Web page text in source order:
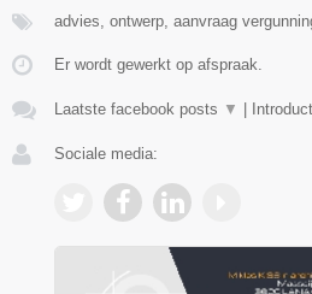
advies, ontwerp, aanvraag
Er wordt gewerkt op afspraak.
Laatste facebook posts ▼ |
Sociale media: